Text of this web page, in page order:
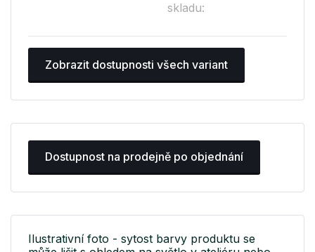
skladu:
Zobrazit dostupnosti všech variant
Dostupnost na prodejně po objednání
Ilustrativní foto - sytost barvy produktu se